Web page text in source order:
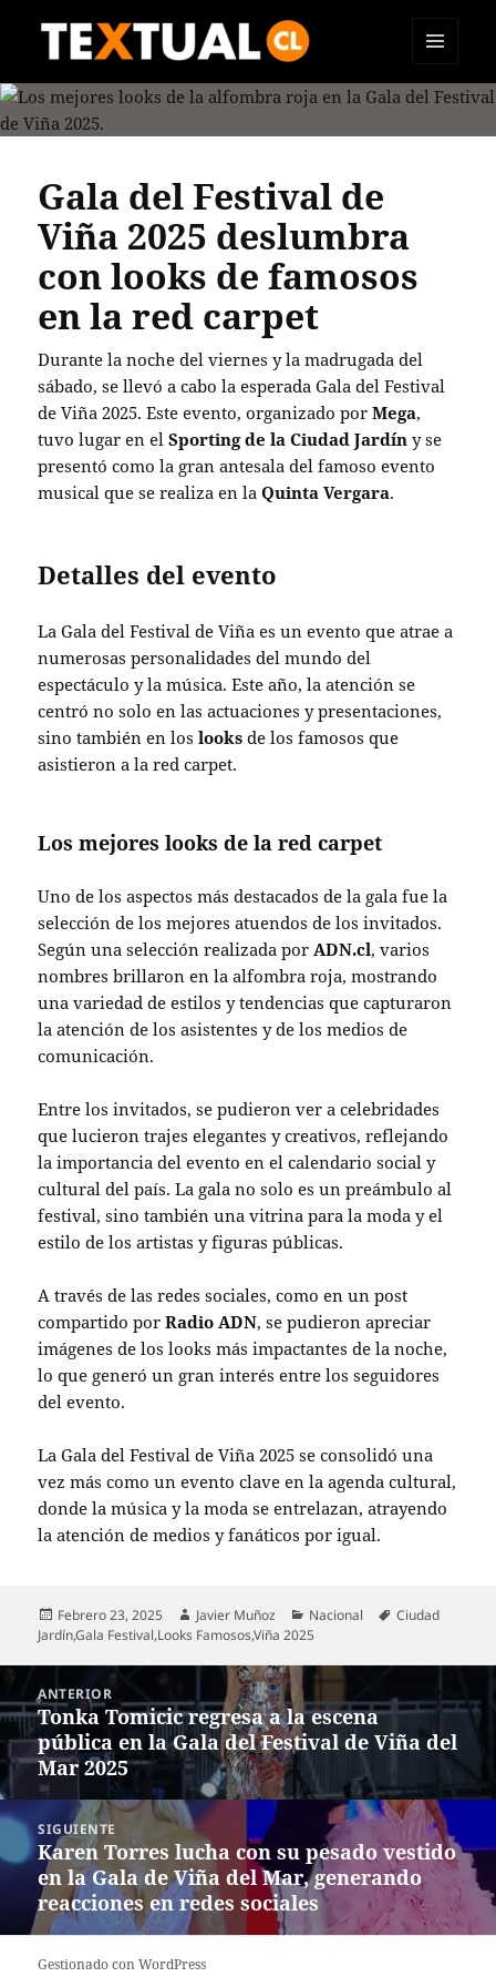
TEXTUAL
Y
Gala del Festival de
Viña 2025 deslumbra
con looks de famosos
en la red carpet
Durante la noche del viernes y la madrugada del
sábado, se llevó a cabo la esperada Gala del Festival
de Viña 2025. Este evento, organizado porMega,
tuvo lugar en elSporting de la Ciudad Jardín y se
presentó como la gran antesala del famoso evento
musical que se realiza en laQuinta Vergara.
Detalles del evento
La Gala del Festival de Viña es un evento que atrae a
numerosas personalidades del mundo del
espectáculo y la música. Este año, la atención se
centró no solo en las actuaciones y presentaciones,
sino también en loslooks de los famosos que
asistieron a la red carpet.
Los mejores looks de la red carpet
Uno de los aspectos más destacados de la gala fue la
selección de los mejores atuendos de los invitados.
Según una selección realizada por ADN.cl, varios
nombres brillaron en la alfombra roja, mostrando
una variedad de estilos y tendencias que capturaron
la atención de los asistentes y de los medios de
comunicación.
Entre los invitados, se pudieron ver a celebridades
que lucieron trajes elegantes y creativos, reflejando
la importancia del evento en el calendario social y
cultural del país. La gala no solo es un preámbulo al
festival, sino también una vitrina para la moda y el
estilo de los artistas y figuras públicas.
A través de las redes sociales, como en un post
compartido porRadio ADN, se pudieron apreciar
imágenes de los looks más impactantes de la noche,
lo que generó un gran interés entre los seguidores
del evento.
La Gala del Festival de Viña 2025 se consolidó una
vez más como un evento clave en la agenda cultural,
donde la música y la moda se entrelazan, atrayendo
la atención de medios y fanáticos por igual.
Publicado
el
Febrero 23, 2025 Autor
Javier Muñoz Categorías
Nacional Etiquetas
Ciudad
Jardín,Gala Festival,Looks Famosos,Viña 2025
de
entradas
ANTERIOR
Entrada
anterior:
Tonka Tomicic regresa a la escena
pública en la Gala del Festival de Viña del
Mar 2025
SIGUIENTE
Entrada
siguiente:
Karen Torres lucha con su pesado vestido
en la Gala de Viña del Mar, generando
reacciones en redes sociales
Gestionado con WordPress